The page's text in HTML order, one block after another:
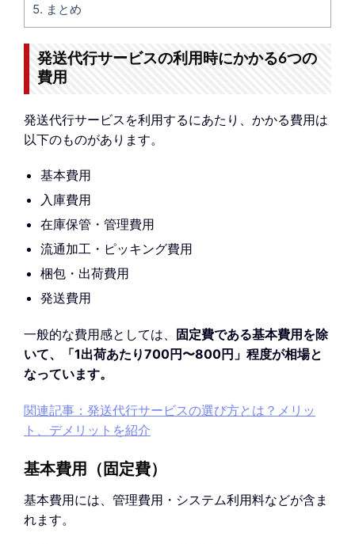
5. まとめ
発送代行サービスの利用時にかかる6つの
費用
発送代行サービスを利用するにあたり、かかる費用は
以下のものがあります。
基本費用
入庫費用
在庫保管・管理費用
流通加工・ピッキング費用
梱包・出荷費用
発送費用
一般的な費用感としては、
固定費である基本費用を除
いて、「1出荷あたり700円〜800円」程度が相場と
なっています。
関連記事：発送代行サービスの選び方とは？メリッ
ト、デメリットを紹介
基本費用（固定費）
基本費用には、管理費用・システム利用料などが含ま
れます。